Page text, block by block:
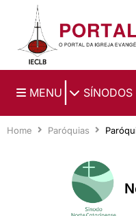
Ir para o conteúdo principal
MENU SÍNODOS
Home Paróquias